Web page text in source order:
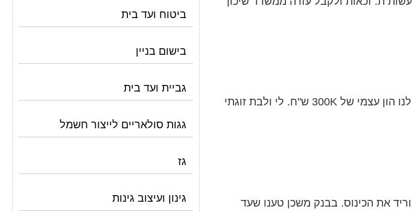
רמי ולכל אנשי הפורום שלום! אנו עומדים בפני רכישת דירה שווי הנכס 450K ש"ח, ויש לנו הון עצמי של 300K ש"ח. לי ולבת זוגתי
את הכינוס. בבנק משכן טענו שעד
ביטוח ועד בית
בישום בניין
גביית ועד בית
גגות סולאריים לייצור חשמל
גז
גינון ועיצוב גינות